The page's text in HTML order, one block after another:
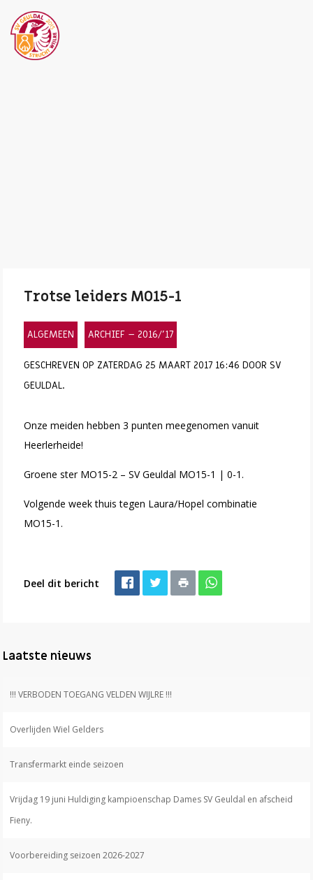
Trotse leiders MO15-1
ALGEMEEN ARCHIEF – 2016/’17
GESCHREVEN OP ZATERDAG 25 MAART 2017 16:46 DOOR SV
GEULDAL.
Onze meiden hebben 3 punten meegenomen vanuit
Heerlerheide!
Groene ster MO15-2 – SV Geuldal MO15-1 | 0-1.
Volgende week thuis tegen Laura/Hopel combinatie
MO15-1.
Deel dit bericht
Laatste nieuws
!!! VERBODEN TOEGANG VELDEN WIJLRE !!!
Overlijden Wiel Gelders
Transfermarkt einde seizoen
Vrijdag 19 juni Huldiging kampioenschap Dames SV Geuldal en afscheid
Fieny.
Voorbereiding seizoen 2026-2027